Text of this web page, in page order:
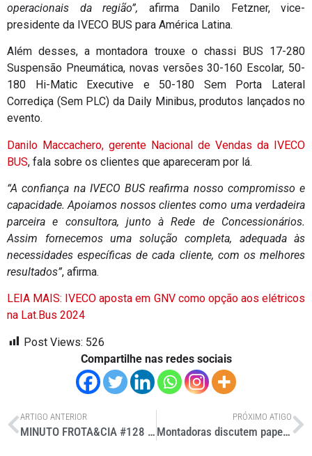
operacionais da região”, afirma Danilo Fetzner, vice-
presidente da IVECO BUS para América Latina.
Além desses, a montadora trouxe o chassi BUS 17-280
Suspensão Pneumática, novas versões 30-160 Escolar, 50-
180 Hi-Matic Executive e 50-180 Sem Porta Lateral
Corrediça (Sem PLC) da Daily Minibus, produtos lançados no
evento.
Danilo Maccachero, gerente Nacional de Vendas da IVECO
BUS, fala sobre os clientes que apareceram por lá.
“A confiança na IVECO BUS reafirma nosso compromisso e
capacidade. Apoiamos nossos clientes como uma verdadeira
parceira e consultora, junto à Rede de Concessionários.
Assim fornecemos uma solução completa, adequada às
necessidades específicas de cada cliente, com os melhores
resultados”, afirma.
LEIA MAIS: IVECO aposta em GNV como opção aos elétricos
na Lat.Bus 2024
Post Views: 526
Compartilhe nas redes sociais
ARTIGO ANTERIOR
MINUTO FROTA&CIA #128 – 12/08/24
PRÓXIMO ATIGO
Montadoras discutem papel das concessionárias em evento da FENABRAVE